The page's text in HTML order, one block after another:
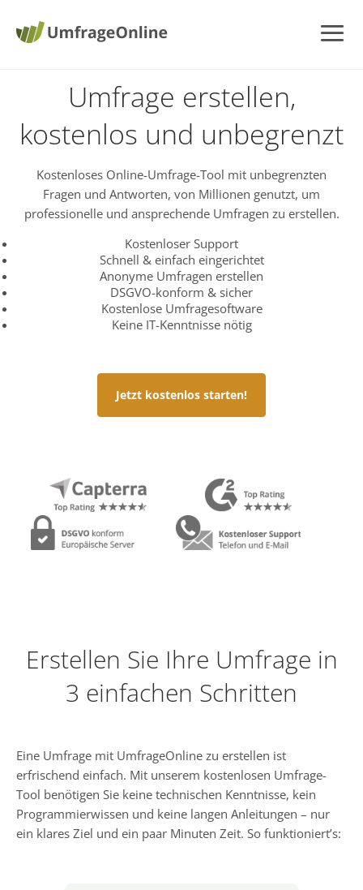
Umfrage erstellen,
kostenlos und unbegrenzt
Kostenloses Online-Umfrage-Tool mit unbegrenzten
Fragen und Antworten, von Millionen genutzt, um
professionelle und ansprechende Umfragen zu erstellen.
Kostenloser Support
Schnell & einfach eingerichtet
Anonyme Umfragen erstellen
DSGVO-konform & sicher
Kostenlose Umfragesoftware
Keine IT-Kenntnisse nötig
Jetzt kostenlos starten!
Erstellen Sie Ihre Umfrage in
3 einfachen Schritten
Eine Umfrage mit UmfrageOnline zu erstellen ist
erfrischend einfach. Mit unserem kostenlosen Umfrage-
Tool benötigen Sie keine technischen Kenntnisse, kein
Programmierwissen und keine langen Anleitungen – nur
ein klares Ziel und ein paar Minuten Zeit. So funktioniert’s: